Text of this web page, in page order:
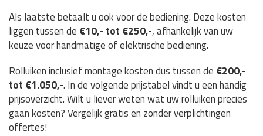
Als laatste betaalt u ook voor de bediening. Deze kosten
liggen tussen de €10,- tot €250,-, afhankelijk van uw
keuze voor handmatige of elektrische bediening.
Rolluiken inclusief montage kosten dus tussen de €200,-
tot €1.050,-. In de volgende prijstabel vindt u een handig
prijsoverzicht. Wilt u liever weten wat uw rolluiken precies
gaan kosten? Vergelijk gratis en zonder verplichtingen
offertes!